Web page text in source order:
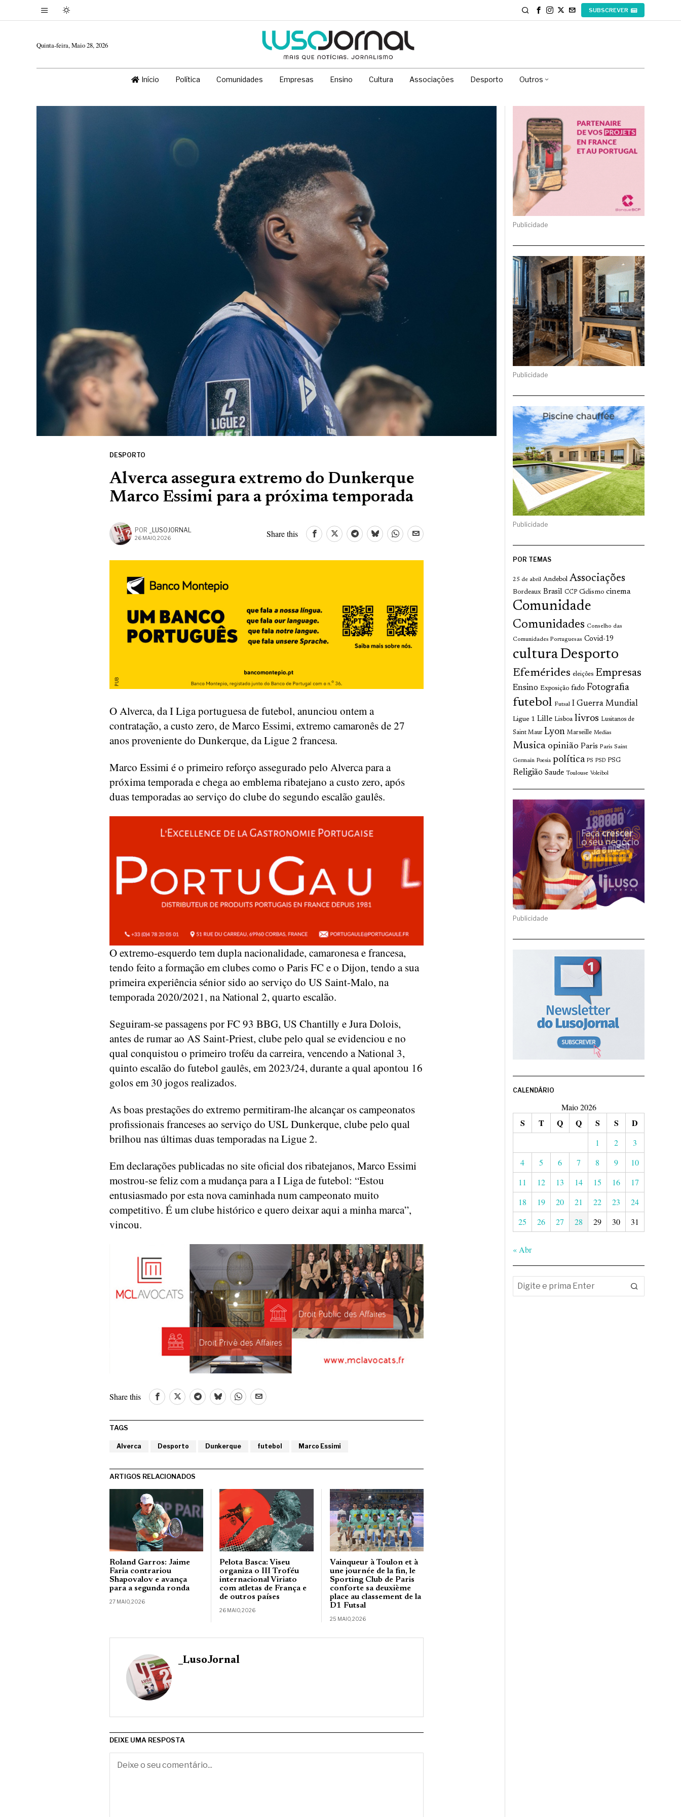
SUBSCREVER
Quinta-feira, Maio 28, 2026
Início Política Comunidades Empresas Ensino Cultura Associações Desporto Outros
DESPORTO
Alverca assegura extremo do Dunkerque
Marco Essimi para a próxima temporada
POR _LUSOJORNAL
26 MAIO, 2026 Share this
O Alverca, da I Liga portuguesa de futebol, anunciou ontem a
contratação, a custo zero, de Marco Essimi, extremo camaronês de 27
anos proveniente do Dunkerque, da Ligue 2 francesa.
Marco Essimi é o primeiro reforço assegurado pelo Alverca para a
próxima temporada e chega ao emblema ribatejano a custo zero, após
duas temporadas ao serviço do clube do segundo escalão gaulês.
O extremo-esquerdo tem dupla nacionalidade, camaronesa e francesa,
tendo feito a formação em clubes como o Paris FC e o Dijon, tendo a sua
primeira experiência sénior sido ao serviço do US Saint-Malo, na
temporada 2020/2021, na National 2, quarto escalão.
Seguiram-se passagens por FC 93 BBG, US Chantilly e Jura Dolois,
antes de rumar ao AS Saint-Priest, clube pelo qual se evidenciou e no
qual conquistou o primeiro troféu da carreira, vencendo a National 3,
quinto escalão do futebol gaulês, em 2023/24, durante a qual apontou 16
golos em 30 jogos realizados.
As boas prestações do extremo permitiram-lhe alcançar os campeonatos
profissionais franceses ao serviço do USL Dunkerque, clube pelo qual
brilhou nas últimas duas temporadas na Ligue 2.
Em declarações publicadas no site oficial dos ribatejanos, Marco Essimi
mostrou-se feliz com a mudança para a I Liga de futebol: “Estou
entusiasmado por esta nova caminhada num campeonato muito
competitivo. É um clube histórico e quero deixar aqui a minha marca”,
vincou.
Share this
TAGS
Alverca Desporto Dunkerque futebol Marco Essimi
ARTIGOS RELACIONADOS
Roland Garros: Jaime
Faria contrariou
Shapovalov e avança
para a segunda ronda
27 MAIO, 2026
Pelota Basca: Viseu
organiza o III Troféu
internacional Viriato
com atletas de França e
de outros países
26 MAIO, 2026
Vainqueur à Toulon et à
une journée de la fin, le
Sporting Club de Paris
conforte sa deuxième
place au classement de la
D1 Futsal
25 MAIO, 2026
_LusoJornal
DEIXE UMA RESPOSTA
Publicidade
Publicidade
Publicidade
POR TEMAS
25 de abril Andebol Associações
Bordeaux Brasil CCP Ciclismo cinema
Comunidade
Comunidades Conselho das
Comunidades Portuguesas Covid-19
culturaDesporto
Efemérides eleições Empresas
Ensino Exposição fado Fotografia
futebol Futsal I Guerra Mundial
Ligue 1 Lille Lisboa livros Lusitanos de
Saint Maur Lyon Marseille Medias
Musica opinião Paris Paris Saint
Germain Poesia política PS PSD PSG
Religião Saude Toulouse Voleibol
Publicidade
CALENDÁRIO
Maio 2026
S T Q Q S S D
1 2
3
4
5 6 7 8 9
10
11
12 13 14 15 16
17
18
19 20 21 22 23
24
25
26 27 28 29 30 31
« Abr